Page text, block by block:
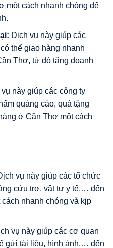
một cách nhanh chóng để
Dịch vụ này giúp các
thể giao hàng nhanh
Thơ, từ đó tăng doanh
vụ này giúp các công ty
quảng cáo, quà tặng
ở Cần Thơ một cách
vụ này giúp các tổ chức
cứu trợ, vật tư y tế,… đến
nhanh chóng và kịp
vụ này giúp các cơ quan
gửi tài liệu, hình ảnh,… đến